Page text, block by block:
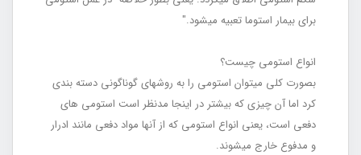
برای بیمار استوما تعبیه می‎شود."
انواع استومی چیست؟
بصورت کلی می‏توان استومی را به روش‎های گوناگونی دسته بندی
کرد اما آن چیزی که بیشتر در اینجا مدنظر است استومی‏ های
دفعی است، یعنی انواع استومی که از آنها مواد دفعی مانند ادرار
و مدفوع خارج می‎شوند.